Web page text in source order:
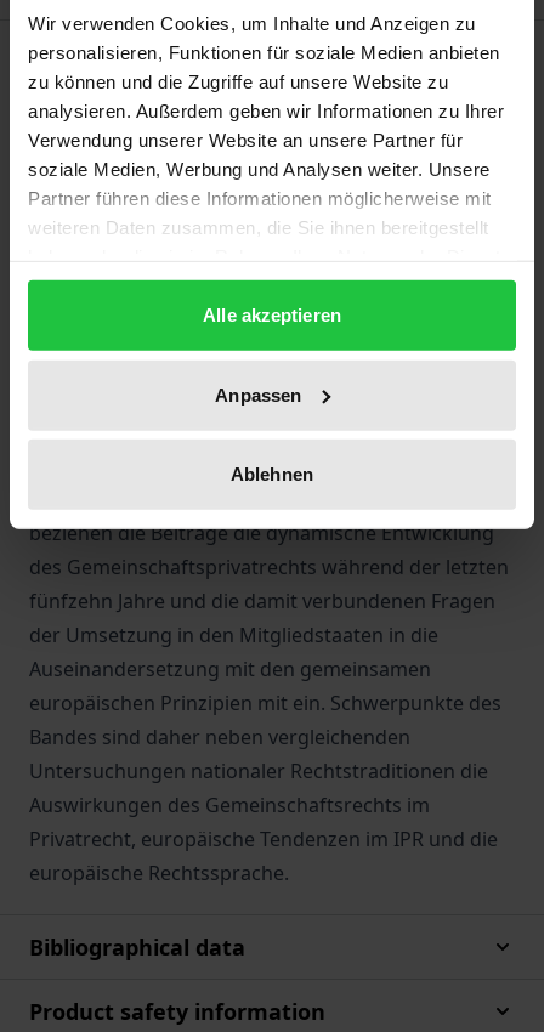
Wir verwenden Cookies, um Inhalte und Anzeigen zu
personalisieren, Funktionen für soziale Medien anbieten
zu können und die Zugriffe auf unsere Website zu
analysieren. Außerdem geben wir Informationen zu Ihrer
Verwendung unserer Website an unsere Partner für
soziale Medien, Werbung und Analysen weiter. Unsere
Partner führen diese Informationen möglicherweise mit
weiteren Daten zusammen, die Sie ihnen bereitgestellt
gesammelt haben.
Alle akzeptieren
Anpassen
Ablehnen
Description
Gemeinsame Prinzipien des Europäischen
Privatrechts bilden eine Grundlage für die
Fortentwicklung des Gemeinschaftsrechts, die
Annäherung der nationalen Rechte und zugleich für
Forschungsergebnisse eines internationalen
Netzwerkes vor, an dem mit Förderung der
Europäischen Kommission die Universitäten
Barcelona, Berlin, Lyon, Münster, Nijmegen, Oxford
und Turin beteiligt sind. Über die Arbeiten älterer
beziehen die Beiträge die dynamische Entwicklung
des Gemeinschaftsprivatrechts während der letzten
fünfzehn Jahre und die damit verbundenen Fragen
der Umsetzung in den Mitgliedstaaten in die
Auseinandersetzung mit den gemeinsamen
europäischen Prinzipien mit ein. Schwerpunkte des
Bandes sind daher neben vergleichenden
Untersuchungen nationaler Rechtstraditionen die
Auswirkungen des Gemeinschaftsrechts im
Privatrecht, europäische Tendenzen im IPR und die
europäische Rechtssprache.
Bibliographical data
Product safety information